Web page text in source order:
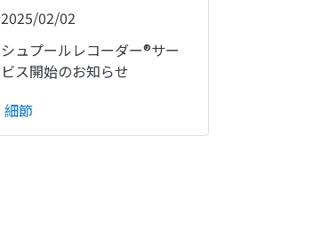
2025/02/02
シュプールレコーダー®サー
ビス開始のお知らせ
細節